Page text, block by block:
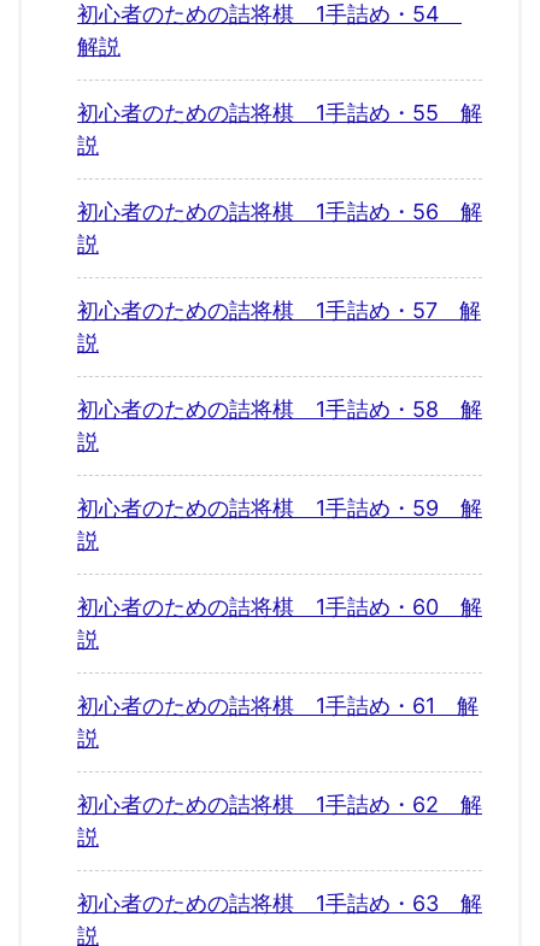
初心者のための詰将棋 1手詰め・54
解説
初心者のための詰将棋 1手詰め・55 解
説
初心者のための詰将棋 1手詰め・56 解
説
初心者のための詰将棋 1手詰め・57 解
説
初心者のための詰将棋 1手詰め・58 解
説
初心者のための詰将棋 1手詰め・59 解
説
初心者のための詰将棋 1手詰め・60 解
説
初心者のための詰将棋 1手詰め・61 解
説
初心者のための詰将棋 1手詰め・62 解
説
初心者のための詰将棋 1手詰め・63 解
説